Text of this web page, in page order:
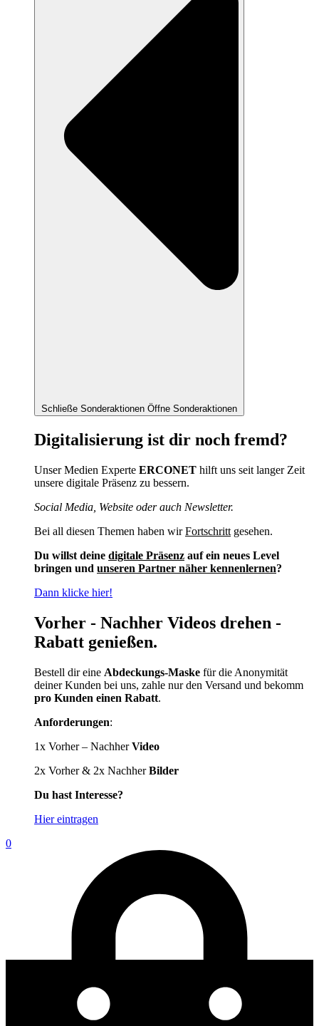
Schließe Sonderaktionen Öffne Sonderaktionen
Digitalisierung ist dir noch fremd?
Unser Medien Experte ERCONET hilft uns seit langer Zeit
unsere digitale Präsenz zu bessern.
Social Media, Website oder auch Newsletter.
Bei all diesen Themen haben wirFortschritt gesehen.
Du willst deine digitale Präsenz auf ein neues Level
bringen und unseren Partner näher kennenlernen?
Dann klicke hier!
Vorher - Nachher Videos drehen -
Rabatt genießen.
Bestell dir eine Abdeckungs-Maske für die Anonymität
deiner Kunden bei uns, zahle nur den Versand und bekomm
pro Kunden einen Rabatt.
Anforderungen:
1x Vorher – NachherVideo
2x Vorher & 2x NachherBilder
Du hast Interesse?
Hier eintragen
0